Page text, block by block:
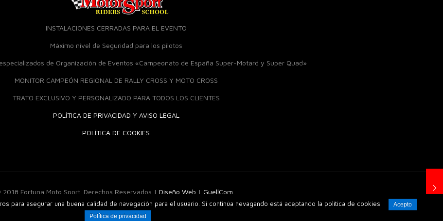
INSTALACIONES CERRADAS PARA EL EVENTO
Máximo nivel de Seguridad para los pilotos
de Organización de Eventos «Campeonato de España Super-Motard y Super Quad»
MONITOR CAMPEÓN REGIONAL DE RALLY CROSS Y MOTO CROSS
TRATO EXCLUSIVO Y PERSONALIZADO PARA TODOS LOS CLIENTES
POLÍTICA DE PRIVACIDAD Y AVISO LEGAL
POLÍTICA DE COOKIES
2018 Fortuna Moto Sport. Derechos Reservados |Diseño Web | GuellCom_
para asegurar una buena calidad de navegación para el usuario. Si continúa nevagando está aceptando la política de cookies.
Acepto
Política de privacidad